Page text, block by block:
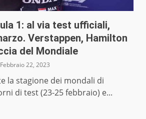
1: al via test ufficiali,
Verstappen, Hamilton
del Mondiale
Febbraio 22, 2023
la stagione dei mondali di
di test (23-25 febbraio) e...